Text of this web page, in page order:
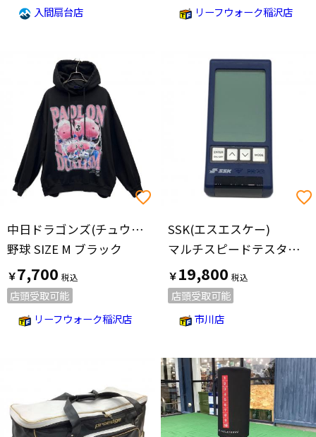
入間扇台店
リーフウォーク稲沢店
中日ドラゴンズ(チュウニチドラゴンズ)
野球 SIZE M ブラック
￥7,700
店頭受取可能
リーフウォーク稲沢店
SSK(エスエスケー)
マルチスピードテスターⅣ MST400
￥19,800
店頭受取可能
市川店